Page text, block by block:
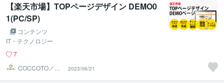
【楽天市場】TOPページデザイン DEMO0
1(PC/SP)
コンテンツ
IT・テクノロジー
7
COCCOTO／マ
2023/06/21